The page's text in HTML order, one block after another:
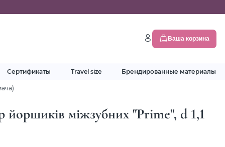
Ваша корзина
Сертификаты Travel size Брендированные материалы
міжзубних "Prime", d 1,1